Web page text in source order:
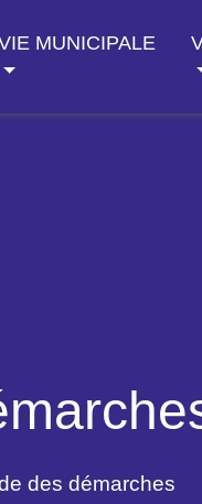
MUNICIPALE
des démarches